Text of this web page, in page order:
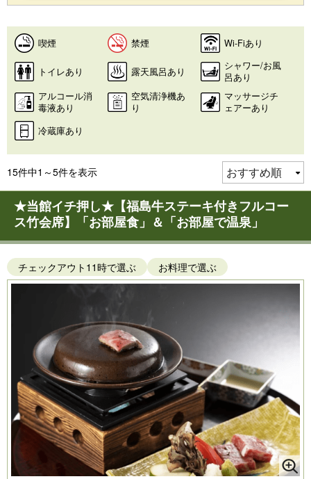
喫煙 禁煙 Wi-Fiあり
トイレあり 露天風呂あり
シャワー/お風
呂あり
アルコール消
毒液あり
空気清浄機あ
り
マッサージチ
ェアーあり
冷蔵庫あり
15件中1～5件を表示
★当館イチ押し★【福島牛ステーキ付きフルコー
ス竹会席】「お部屋食」＆「お部屋で温泉」
チェックアウト11時で選ぶ お料理で選ぶ